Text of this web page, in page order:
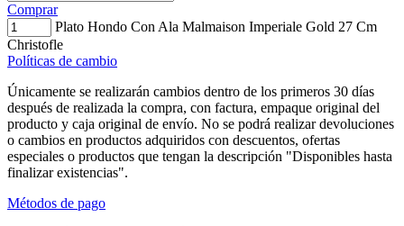
Comprar
Plato Hondo Con Ala Malmaison Imperiale Gold 27 Cm
Christofle
Políticas de cambio
Únicamente se realizarán cambios dentro de los primeros 30 días
después de realizada la compra, con factura, empaque original del
producto y caja original de envío. No se podrá realizar devoluciones
o cambios en productos adquiridos con descuentos, ofertas
especiales o productos que tengan la descripción "Disponibles hasta
finalizar existencias".
Métodos de pago